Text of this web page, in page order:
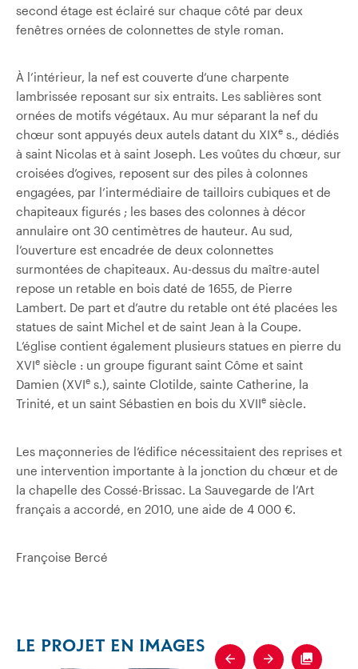
second étage est éclairé sur chaque côté par deux
fenêtres ornées de colonnettes de style roman.
À l’intérieur, la nef est couverte d’une charpente
lambrissée reposant sur six entraits. Les sablières sont
ornées de motifs végétaux. Au mur séparant la nef du
chœur sont appuyés deux autels datant du XIXe s., dédiés
à saint Nicolas et à saint Joseph. Les voûtes du chœur, sur
croisées d’ogives, reposent sur des piles à colonnes
engagées, par l’intermédiaire de tailloirs cubiques et de
chapiteaux figurés ; les bases des colonnes à décor
annulaire ont 30 centimètres de hauteur. Au sud,
l’ouverture est encadrée de deux colonnettes
surmontées de chapiteaux. Au-dessus du maître-autel
repose un retable en bois daté de 1655, de Pierre
Lambert. De part et d’autre du retable ont été placées les
statues de saint Michel et de saint Jean à la Coupe.
L’église contient également plusieurs statues en pierre du
XVIe siècle : un groupe figurant saint Côme et saint
Damien (XVIe s.), sainte Clotilde, sainte Catherine, la
Trinité, et un saint Sébastien en bois du XVIIe siècle.
Les maçonneries de l’édifice nécessitaient des reprises et
une intervention importante à la jonction du chœur et de
la chapelle des Cossé-Brissac. La Sauvegarde de l’Art
français a accordé, en 2010, une aide de 4 000 €.
Françoise Bercé
LE PROJET EN IMAGES
Previous
Next